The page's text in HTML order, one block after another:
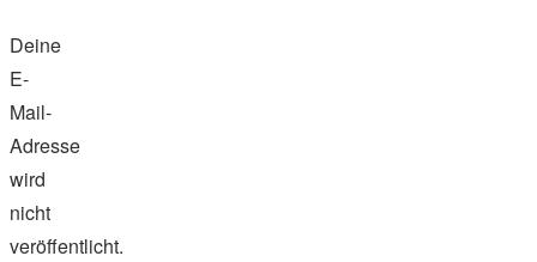
Deine
E-
Mail-
Adresse
wird
nicht
veröffentlicht.